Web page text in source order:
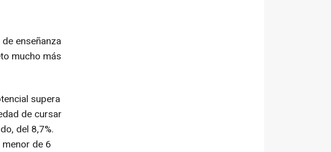
enseñanza
mucho más
supera
de cursar
del 8,7%.
de 6